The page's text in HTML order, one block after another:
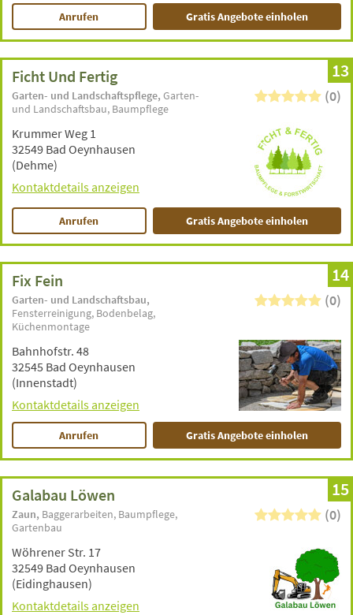
Anrufen Gratis Angebote einholen
13
Ficht Und Fertig
Garten- und Landschaftspflege Garten-
und Landschaftsbau Baumpflege
(0)
Krummer Weg 1
32549 Bad Oeynhausen
(Dehme)
Kontaktdetails anzeigen
Anrufen Gratis Angebote einholen
14
Fix Fein
Garten- und Landschaftsbau
Fensterreinigung Bodenbelag
Küchenmontage
(0)
Bahnhofstr. 48
32545 Bad Oeynhausen
(Innenstadt)
Kontaktdetails anzeigen
Anrufen Gratis Angebote einholen
15
Galabau Löwen
Zaun Baggerarbeiten Baumpflege
Gartenbau
(0)
Wöhrener Str. 17
32549 Bad Oeynhausen
(Eidinghausen)
Kontaktdetails anzeigen